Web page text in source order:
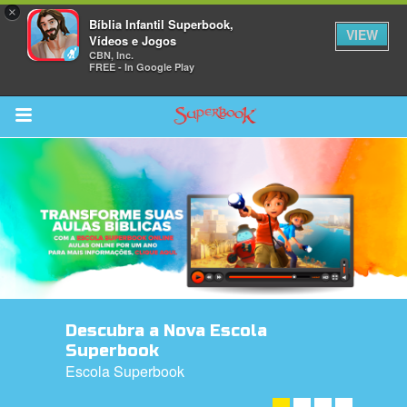
×
Bíblia Infantil Superbook,
Vídeos e Jogos
CBN, Inc.
FREE - In Google Play
VIEW
Return to Content
Descubra a Nova Escola
Superbook
Escola Superbook